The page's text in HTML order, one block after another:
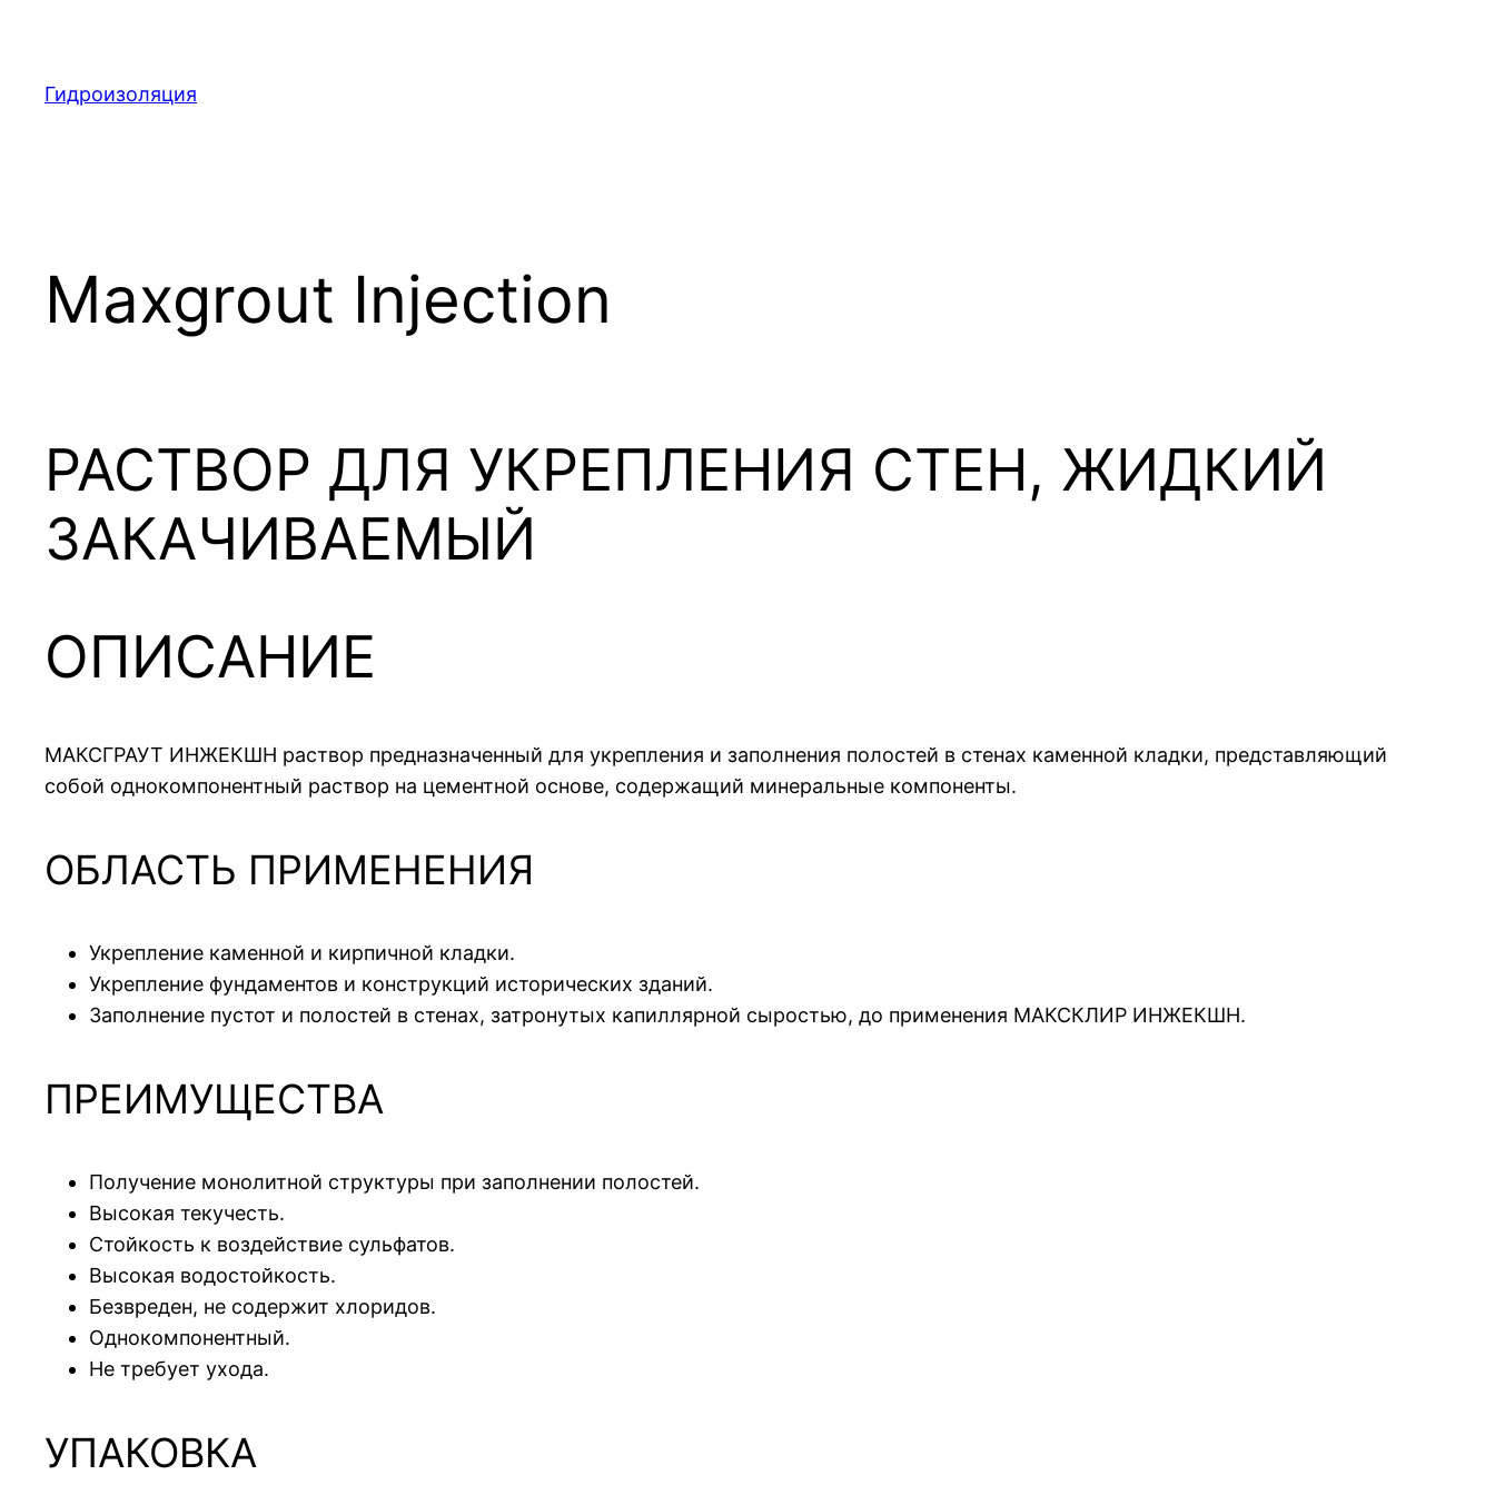
содержимому
Гидроизоляция
Maxgrout Injection
РАСТВОР ДЛЯ УКРЕПЛЕНИЯ СТЕН, ЖИДКИЙ
ЗАКАЧИВАЕМЫЙ
ОПИСАНИЕ
МАКСГРАУТ ИНЖЕКШН раствор предназначенный для укрепления и заполнения полостей в стенах каменной кладки, представляющий
собой однокомпонентный раствор на цементной основе, содержащий минеральные компоненты.
ОБЛАСТЬ ПРИМЕНЕНИЯ
Укрепление каменной и кирпичной кладки.
Укрепление фундаментов и конструкций исторических зданий.
Заполнение пустот и полостей в стенах, затронутых капиллярной сыростью, до применения МАКСКЛИР ИНЖЕКШН.
ПРЕИМУЩЕСТВА
Получение монолитной структуры при заполнении полостей.
Высокая текучесть.
Стойкость к воздействие сульфатов.
Высокая водостойкость.
Безвреден, не содержит хлоридов.
Однокомпонентный.
Не требует ухода.
УПАКОВКА